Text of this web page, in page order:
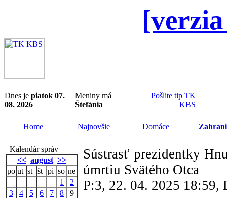
Dnes je piatok 07.
08. 2026
Meniny má
Štefánia
Pošlite tip TK
KBS
Home Najnovšie Domáce
Kalendár správ
<< august >>
po ut st št pi so ne
1
2
3
4 5 6 7 8
9
Sústrasť prezidentky
úmrtiu Svätého Otca
P:3, 22. 04. 2025 18:59,